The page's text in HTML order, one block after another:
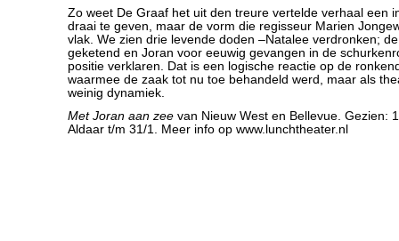
Zo weet De Graaf het uit den treure vertelde verhaal een
draai te geven, maar de vorm die regisseur Marien
vlak. We zien drie levende doden –Natalee verdronken;
geketend en Joran voor eeuwig gevangen in de
positie verklaren. Dat is een logische reactie op de
waarmee de zaak tot nu toe behandeld werd, maar als
weinig dynamiek.
Met Joran aan zee van Nieuw West en Bellevue. Gezien:
Aldaar t/m 31/1. Meer info op www.lunchtheater.nl